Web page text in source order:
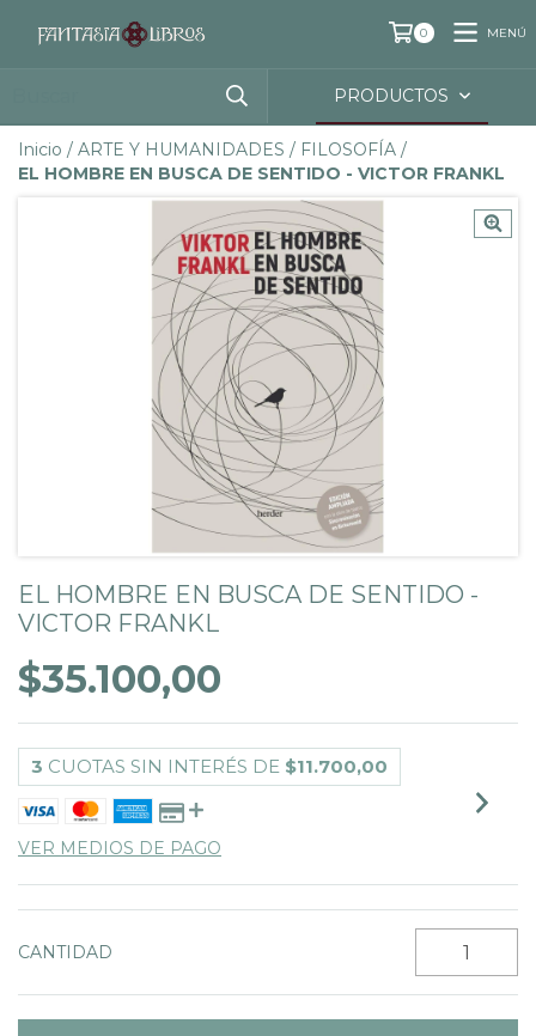
0 MENÚ
PRODUCTOS
Inicio / ARTE Y HUMANIDADES / FILOSOFÍA /
EL HOMBRE EN BUSCA DE SENTIDO - VICTOR FRANKL
EL HOMBRE EN BUSCA DE SENTIDO -
VICTOR FRANKL
$35.100,00
3 CUOTAS SIN INTERÉS DE $11.700,00
VER MEDIOS DE PAGO
CANTIDAD